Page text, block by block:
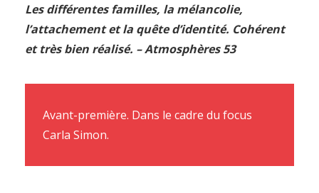
Les différentes familles, la mélancolie,
l’attachement et la quête d’identité. Cohérent
et très bien réalisé. – Atmosphères 53
Avant-première. Dans le cadre du focus
Carla Simon.